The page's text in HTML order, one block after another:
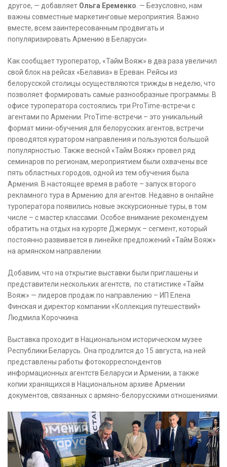
другое, — добавляет Ольга Еременко . — Безусловно, нам
важны совместные маркетинговые мероприятия. Важно
вместе, всем заинтересованным продвигать и
популяризировать Армению в Беларуси».
Как сообщает туроператор, «Тайм Вояж» в два раза увеличил
свой блок на рейсах «Белавиа» в Ереван. Рейсы из
белорусской столицы осуществляются трижды в неделю, что
позволяет формировать самые разнообразные программы. В
офисе туроператора состоялись три ProTime-встречи с
агентами по Армении. ProTime-встречи – это уникальный
формат мини-обучения для белорусских агентов, встречи
проводятся куратором направления и пользуются большой
популярностью. Также весной «Тайм Вояж» провел ряд
семинаров по регионам, мероприятием были охвачены все
пять областных городов, одной из тем обучения была
Армения. В настоящее время в работе – запуск второго
рекламного тура в Армению для агентов. Недавно в онлайне
туроператора появились новые экскурсионные туры, в том
числе – с мастер классами. Особое внимание рекомендуем
обратить на отдых на курорте Джермук – сегмент, который
постоянно развивается в линейке предложений «Тайм Вояж»
на армянском направлении.
Добавим, что на открытие выставки были приглашены и
представители нескольких агентств, по статистике «Тайм
Вояж» — лидеров продаж по направлению – ИП Елена
Финская и директор компании «Коллекция путешествий»
Людмила Корочкина.
Выставка проходит в Национальном историческом музее
Республики Беларусь. Она продлится до 15 августа, на ней
представлены работы фотокорреспондентов
информационных агентств Беларуси и Армении, а также
копии хранящихся в Национальном архиве Армении
документов, связанных с армяно-белорусскими отношениями.